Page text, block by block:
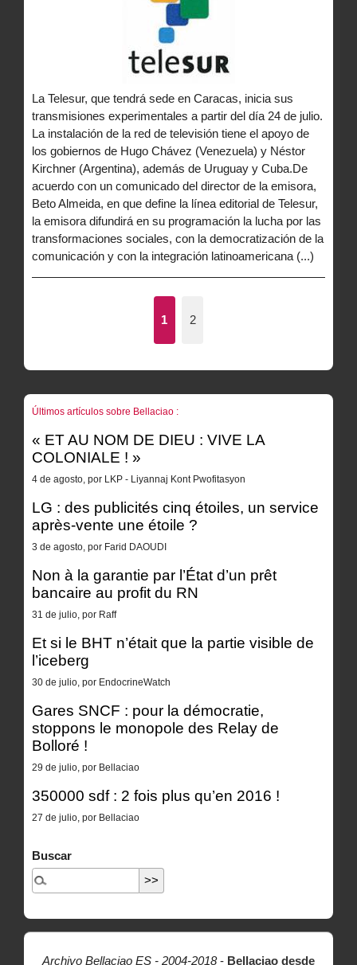
La Telesur, que tendrá sede en Caracas, inicia sus
transmisiones experimentales a partir del día 24 de julio.
La instalación de la red de televisión tiene el apoyo de
los gobiernos de Hugo Chávez (Venezuela) y Néstor
Kirchner (Argentina), además de Uruguay y Cuba.De
acuerdo con un comunicado del director de la emisora,
Beto Almeida, en que define la línea editorial de Telesur,
la emisora difundirá en su programación la lucha por las
transformaciones sociales, con la democratización de la
comunicación y con la integración latinoamericana (...)
1 2
Últimos artículos sobre Bellaciao :
« ET AU NOM DE DIEU : VIVE LA
COLONIALE ! »
4 de agosto, por LKP - Liyannaj Kont Pwofitasyon
LG : des publicités cinq étoiles, un service
après-vente une étoile ?
3 de agosto, por Farid DAOUDI
Non à la garantie par l’État d’un prêt
bancaire au profit du RN
31 de julio, por Raff
Et si le BHT n’était que la partie visible de
l’iceberg
30 de julio, por EndocrineWatch
Gares SNCF : pour la démocratie,
stoppons le monopole des Relay de
Bolloré !
29 de julio, por Bellaciao
350000 sdf : 2 fois plus qu’en 2016 !
27 de julio, por Bellaciao
Buscar
Archivo Bellaciao ES - 2004-2018- Bellaciao desde